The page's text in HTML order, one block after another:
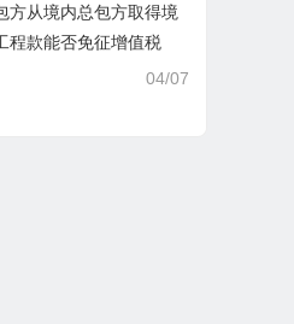
方从境内总包方取得境
程款能否免征增值税
04/07